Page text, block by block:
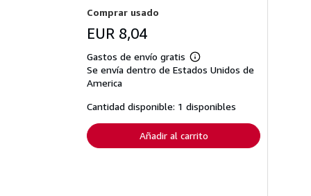
Comprar usado
EUR 8,04
Gastos de envío gratis
Más
información
tarifas
de
envío
Se envía dentro de Estados Unidos de
America
Cantidad disponible: 1 disponibles
Añadir al carrito